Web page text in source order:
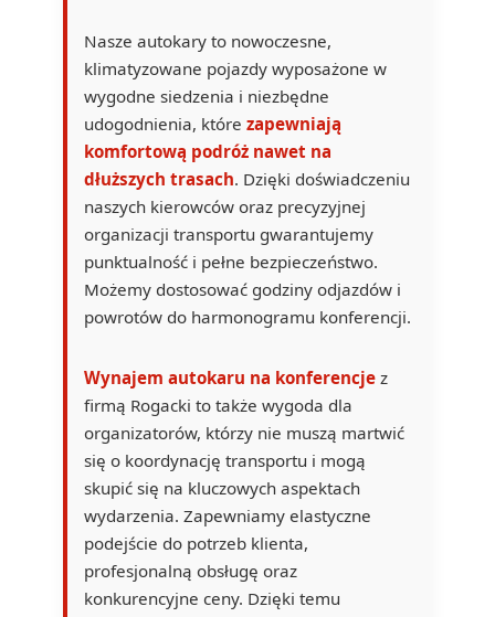
Nasze autokary to nowoczesne,
klimatyzowane pojazdy wyposażone w
wygodne siedzenia i niezbędne
udogodnienia, które zapewniają
komfortową podróż nawet na
dłuższych trasach. Dzięki doświadczeniu
naszych kierowców oraz precyzyjnej
organizacji transportu gwarantujemy
punktualność i pełne bezpieczeństwo.
Możemy dostosować godziny odjazdów i
powrotów do harmonogramu konferencji.
Wynajem autokaru na konferencjez
firmą Rogacki to także wygoda dla
organizatorów, którzy nie muszą martwić
się o koordynację transportu i mogą
skupić się na kluczowych aspektach
wydarzenia. Zapewniamy elastyczne
podejście do potrzeb klienta,
profesjonalną obsługę oraz
konkurencyjne ceny. Dzięki temu